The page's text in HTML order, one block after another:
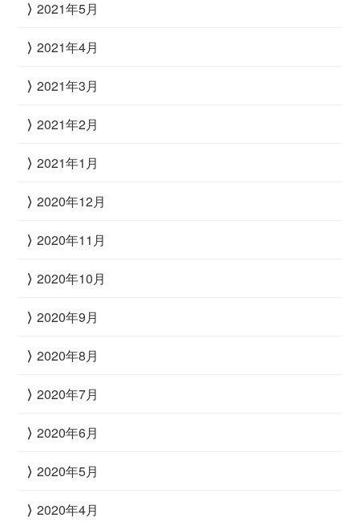
2021年5月
2021年4月
2021年3月
2021年2月
2021年1月
2020年12月
2020年11月
2020年10月
2020年9月
2020年8月
2020年7月
2020年6月
2020年5月
2020年4月